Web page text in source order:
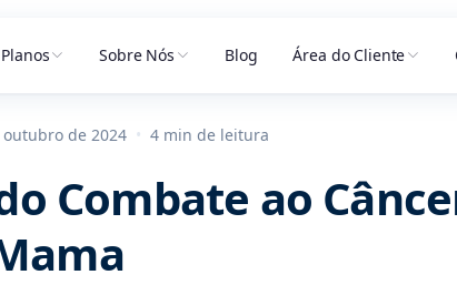
Planos Sobre Nós Blog Área do Cliente
outubro de 2024 • 4 min de leitura
Combate ao